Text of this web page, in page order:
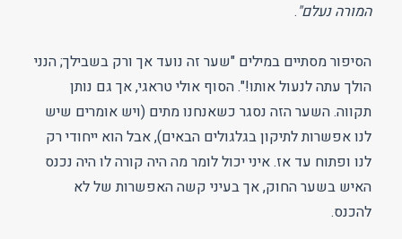
המורה נעלם".
הסיפור מסתיים במילים "שער זה נועד אך ורק בשבילך; הנני
הולך עתה לנעול אותו!". הסוף אולי טראגי, אך גם נותן
תקווה. השער הזה נסגר כשאנחנו מתים (ויש אומרים שיש
לנו אפשרות לתיקון בגלגולים הבאים), אבל הוא ייחודי רק
לנו ופתוח עד אז. איני יכול לומר מה היה קורה לו היה נכנס
האיש בשער החוק, אך בעיני קשה האפשרות של לא
להכנס.